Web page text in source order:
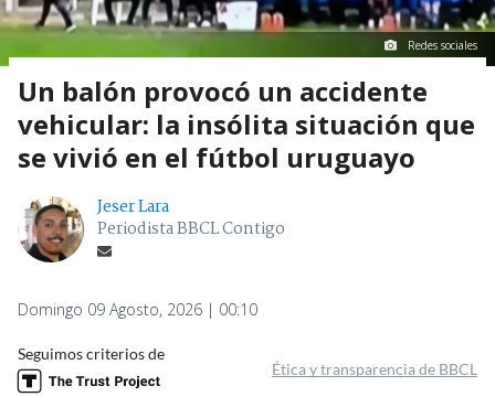
Redes sociales
Un balón provocó un accidente
vehicular: la insólita situación que
se vivió en el fútbol uruguayo
Jeser Lara
Periodista BBCL Contigo
Domingo 09 Agosto, 2026 | 00:10
Seguimos criterios de
Ética y transparencia de BBCL